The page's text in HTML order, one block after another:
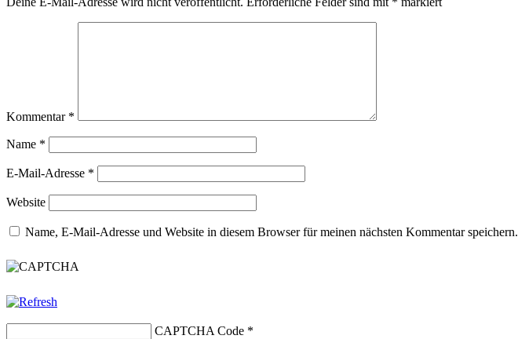
Kommentar *
Name *
E-Mail-Adresse *
Website
Name, E-Mail-Adresse und Website in diesem Browser für meinen nächsten Kommentar speichern.
CAPTCHA Code *